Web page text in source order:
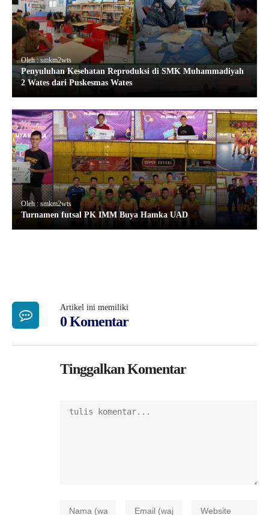
Oleh : smkm2wts
Penyuluhan Kesehatan Reproduksi di SMK Muhammadiyah
2 Wates dari Puskesmas Wates
Oleh : smkm2wts
Turnamen futsal PK IMM Buya Hamka UAD
Artikel ini memiliki
0 Komentar
Tinggalkan Komentar